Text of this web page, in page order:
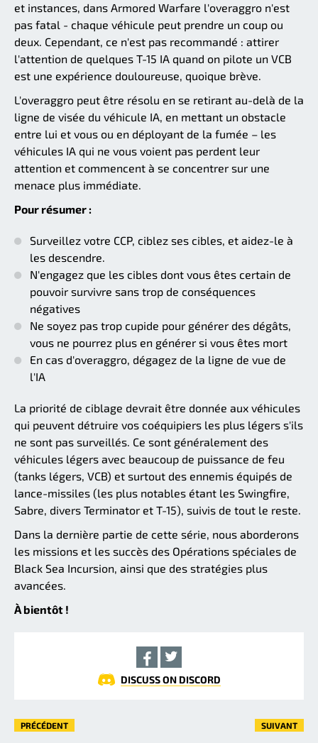
et instances, dans Armored Warfare l'overaggro n'est
pas fatal - chaque véhicule peut prendre un coup ou
deux. Cependant, ce n'est pas recommandé : attirer
l'attention de quelques T-15 IA quand on pilote un VCB
est une expérience douloureuse, quoique brève.
L'overaggro peut être résolu en se retirant au-delà de la
ligne de visée du véhicule IA, en mettant un obstacle
entre lui et vous ou en déployant de la fumée – les
véhicules IA qui ne vous voient pas perdent leur
attention et commencent à se concentrer sur une
menace plus immédiate.
Pour résumer :
Surveillez votre CCP, ciblez ses cibles, et aidez-le à
les descendre.
N'engagez que les cibles dont vous êtes certain de
pouvoir survivre sans trop de conséquences
négatives
Ne soyez pas trop cupide pour générer des dégâts,
vous ne pourrez plus en générer si vous êtes mort
En cas d'overaggro, dégagez de la ligne de vue de
l'IA
La priorité de ciblage devrait être donnée aux véhicules
qui peuvent détruire vos coéquipiers les plus légers s'ils
ne sont pas surveillés. Ce sont généralement des
véhicules légers avec beaucoup de puissance de feu
(tanks légers, VCB) et surtout des ennemis équipés de
lance-missiles (les plus notables étant les Swingfire,
Sabre, divers Terminator et T-15), suivis de tout le reste.
Dans la dernière partie de cette série, nous aborderons
les missions et les succès des Opérations spéciales de
Black Sea Incursion, ainsi que des stratégies plus
avancées.
À bientôt !
DISCUSS ON DISCORD
PRÉCÉDENT SUIVANT